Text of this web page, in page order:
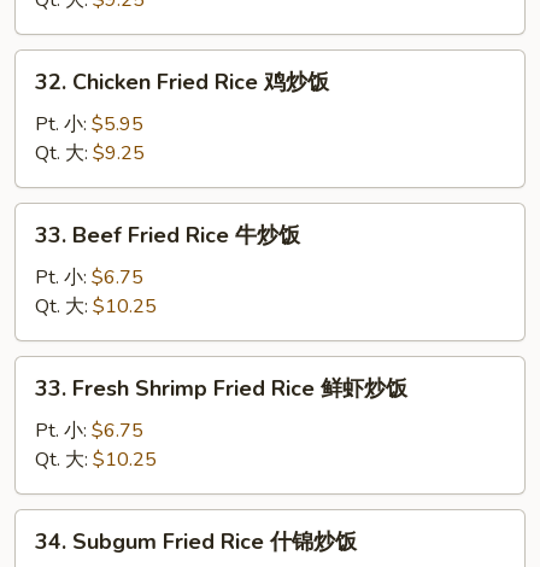
Rice
叉
Chicken
Fried
Rice
鸡
炒
32. Chicken Fried Rice 鸡炒饭
Pt. 小: $5.95
Qt. 大: $9.25
Beef
Fried
Rice
牛
炒
33. Beef Fried Rice 牛炒饭
Pt. 小: $6.75
Qt. 大: $10.25
Fresh
Shrimp
Fried
Rice
鲜
33. Fresh Shrimp Fried Rice 鲜虾炒饭
Pt. 小: $6.75
Qt. 大: $10.25
Subgum
34. Subgum Fried Rice 什锦炒饭